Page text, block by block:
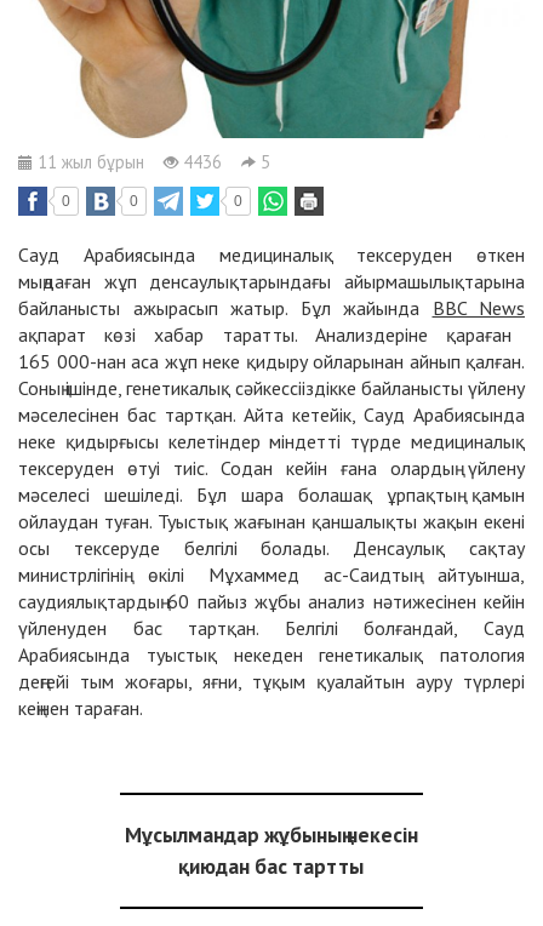
11 жыл бұрын 4436 5
0 0 0
Сауд Арабиясында медициналық тексеруден өткен
мыңдаған жұп денсаулықтарындағы айырмашылықтарына
байланысты ажырасып жатыр. Бұл жайында BBC News
ақпарат көзі хабар таратты. Анализдеріне қараған
165 000-нан аса жұп неке қидыру ойларынан айнып қалған.
Соның ішінде, генетикалық сәйкессііздікке байланысты үйлену
мәселесінен бас тартқан. Айта кетейік, Сауд Арабиясында
неке қидырғысы келетіндер міндетті түрде медициналық
тексеруден өтуі тиіс. Содан кейін ғана олардың үйлену
мәселесі шешіледі. Бұл шара болашақ ұрпақтың қамын
ойлаудан туған. Туыстық жағынан қаншалықты жақын екені
осы тексеруде белгілі болады. Денсаулық сақтау
министрлігінің өкілі Мұхаммед ас-Саидтың айтуынша,
саудиялықтардың 60 пайыз жұбы анализ нәтижесінен кейін
үйленуден бас тартқан. Белгілі болғандай, Сауд
Арабиясында туыстық некеден генетикалық патология
деңгейі тым жоғары, яғни, тұқым қуалайтын ауру түрлері
кеңінен тараған.
Мұсылмандар жұбының некесін
қиюдан бас тартты